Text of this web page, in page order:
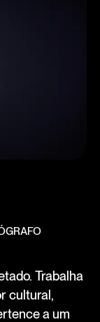
Trabalha
cultural,
a um